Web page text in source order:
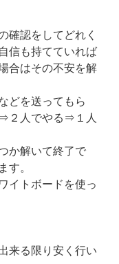
確認をしてどれく
信も持てていれば
合はその不安を解
どを送ってもら
２人でやる⇒１人
か解いて終了で
す。
イトボードを使っ
来る限り安く行い